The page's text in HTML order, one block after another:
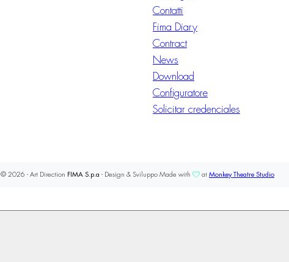
Contatti
Fima Diary
Contract
News
Download
Configuratore
Solicitar credenciales
© 2026 - Art Direction FIMA S.p.a - Design & Sviluppo Made with at Monkey Theatre Studio